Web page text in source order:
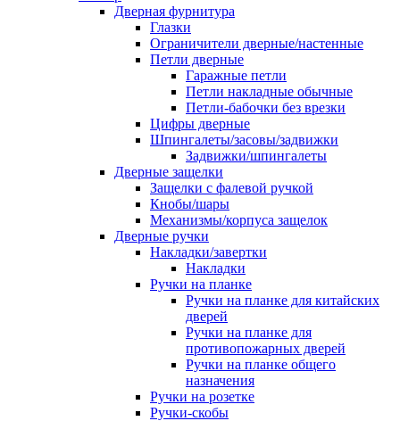
Дверная фурнитура
Глазки
Ограничители дверные/настенные
Петли дверные
Гаражные петли
Петли накладные обычные
Петли-бабочки без врезки
Цифры дверные
Шпингалеты/засовы/задвижки
Задвижки/шпингалеты
Дверные защелки
Защелки с фалевой ручкой
Кнобы/шары
Механизмы/корпуса защелок
Дверные ручки
Накладки/завертки
Накладки
Ручки на планке
Ручки на планке для китайских
дверей
Ручки на планке для
противопожарных дверей
Ручки на планке общего
назначения
Ручки на розетке
Ручки-скобы